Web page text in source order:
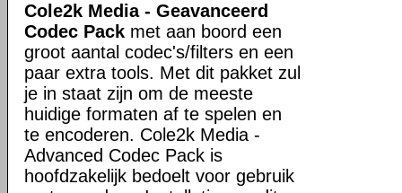
Cole2k Media - Geavanceerd
Codec Pack met aan boord een
groot aantal codec's/filters en een
paar extra tools. Met dit pakket zul
je in staat zijn om de meeste
huidige formaten af te spelen en
te encoderen. Cole2k Media -
Advanced Codec Pack is
hoofdzakelijk bedoelt voor gebruik